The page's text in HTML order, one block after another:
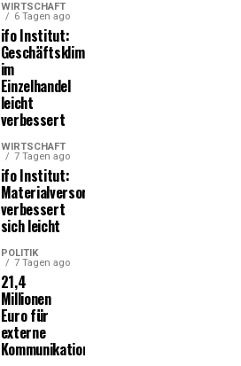
WIRTSCHAFT
6 Tagen ago
ifo Institut:
Geschäftsklima
im
Einzelhandel
leicht
verbessert
WIRTSCHAFT
7 Tagen ago
ifo Institut:
Materialversorgung
verbessert
sich leicht
POLITIK
7 Tagen ago
21,4
Millionen
Euro für
externe
Kommunikationsleistungen